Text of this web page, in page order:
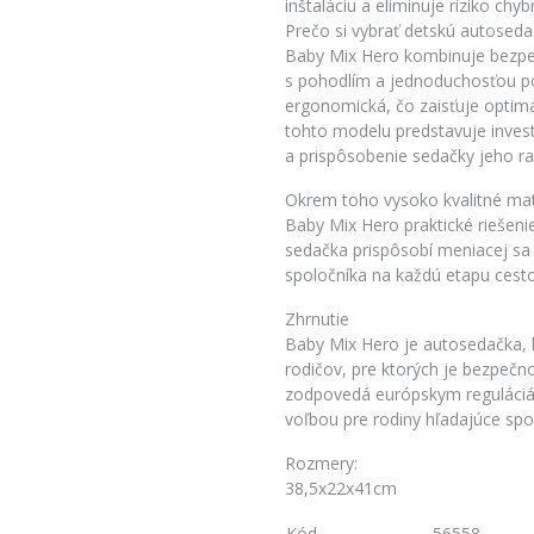
inštaláciu a eliminuje riziko
Prečo si vybrať detskú
Baby Mix Hero kombinuje
s pohodlím a jednoduchosťou
ergonomická, čo zaisťuje
tohto modelu predstavuje
a prispôsobenie sedačky jeho
Okrem toho vysoko kvalitné
Baby Mix Hero praktické
sedačka prispôsobí meniacej
spoločníka na každú etapu
Zhrnutie
Baby Mix Hero je
rodičov, pre ktorých je
zodpovedá európskym
voľbou pre rodiny hľadajúce
Rozmery:
38,5x22x41cm